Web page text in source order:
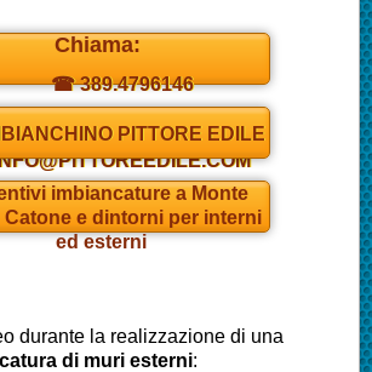
Chiama:
☎ 389.4796146
Daniel
PITTORE EDILE
imbiancature aMonte
Catonee dintorni per interni
ed esterni
durante la realizzazione di una
atura di muri esterni: